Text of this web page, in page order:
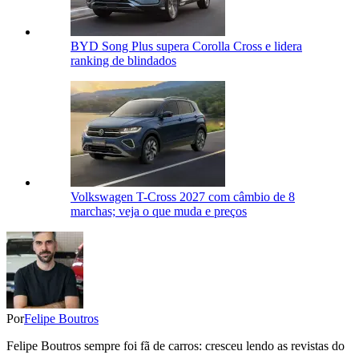
BYD Song Plus supera Corolla Cross e lidera
ranking de blindados
Volkswagen T-Cross 2027 com câmbio de 8
marchas; veja o que muda e preços
PorFelipe Boutros
Felipe Boutros sempre foi fã de carros: cresceu lendo as revistas do